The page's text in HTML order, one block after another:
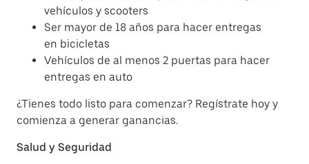
vehículos y scooters
Ser mayor de 18 años para hacer entregas
en bicicletas
Vehículos de al menos 2 puertas para hacer
entregas en auto
¿Tienes todo listo para comenzar? Regístrate hoy y
comienza a generar ganancias.
Salud y Seguridad